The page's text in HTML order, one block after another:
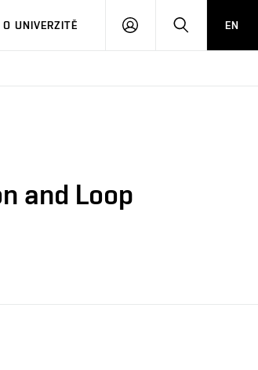
O UNIVERZITĚ
PŘIHLÁSIT HLEDATEN
and Loop